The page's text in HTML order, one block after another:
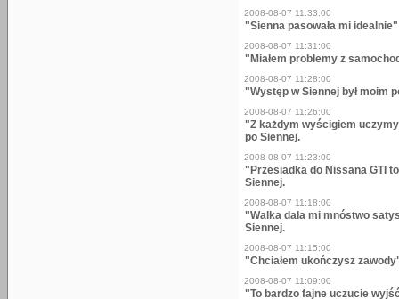
2008-08-07 11:33:00
"Sienna pasowała mi
2008-08-07 11:31:00
"Miałem problemy z
2008-08-07 11:28:00
"Występ w Siennej był moim
2008-08-07 11:26:00
"Z każdym wyścigiem
po Siennej.
2008-08-07 11:23:00
"Przesiadka do Nissana GTI
Siennej.
2008-08-07 11:18:00
"Walka dała mi mnóstwo
Siennej.
2008-08-07 11:15:00
"Chciałem ukończysz
2008-08-07 11:09:00
"To bardzo fajne uczucie